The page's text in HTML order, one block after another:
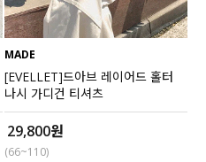
MADE
[EVELLET]드아브 레이어드 홀터
나시 가디건 티셔츠
29,800원
(66~110)